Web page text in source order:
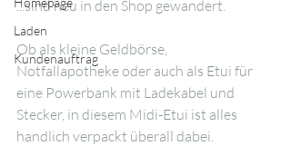
Laden
Kundenauftrag
...sind neu in den Shop gewandert.
Ob als kleine Geldbörse,
Notfallapotheke oder auch als Etui für
eine Powerbank mit Ladekabel und
Stecker, in diesem Midi-Etui ist alles
handlich verpackt überall dabei.